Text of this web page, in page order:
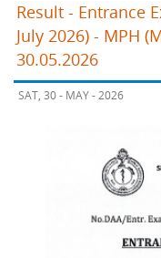
Result - Entrance
July 2026) - MPH
30.05.2026
SAT, 30 - MAY - 2026